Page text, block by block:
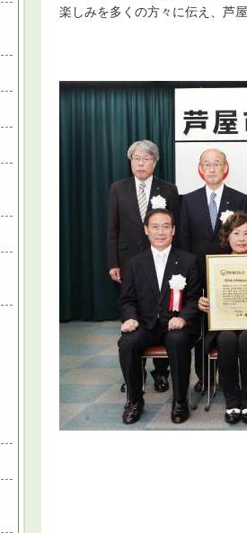
楽しみを多くの方々に伝え、芦